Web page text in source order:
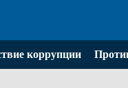
коррупции